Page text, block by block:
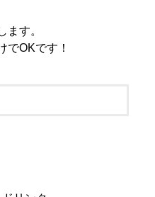
ます。
でOKです！